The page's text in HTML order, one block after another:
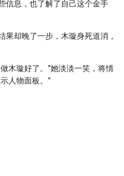
信息，也了解了自己这个金手
果却晚了一步，木璇身死道消，
木璇好了。”她淡淡一笑，将情
人物面板。”